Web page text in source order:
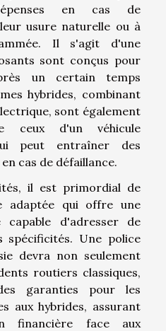
en cas de
usure naturelle ou à
Il s'agit d'une
sont conçus pour
un certain temps
hybrides, combinant
sont également
ceux d'un véhicule
peut entraîner des
cas de défaillance.
il est primordial de
adaptée qui offre une
capable d'adresser de
spécificités. Une police
devra non seulement
routiers classiques,
garanties pour les
aux hybrides, assurant
financière face aux